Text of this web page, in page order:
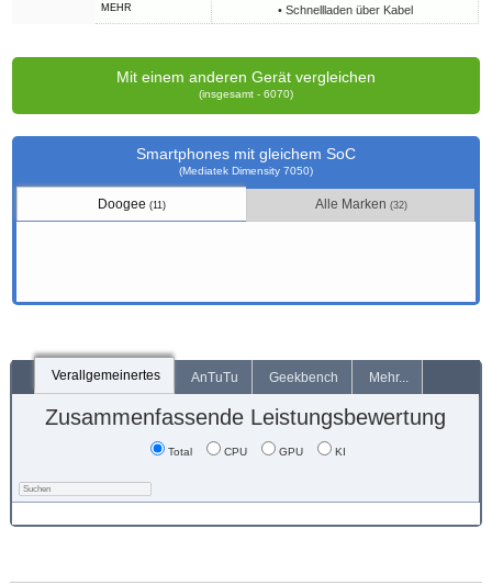
MEHR • Schnellladen über Kabel
Mit einem anderen Gerät vergleichen
(insgesamt - 6070)
Smartphones mit gleichem SoC
(Mediatek Dimensity 7050)
Doogee(11) Alle Marken (32)
Verallgemeinertes AnTuTu Geekbench Mehr...
Zusammenfassende Leistungsbewertung
Total CPU GPU KI